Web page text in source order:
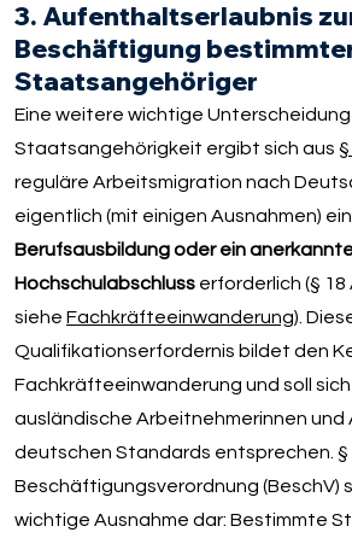
3. Aufenthaltserlaubnis
Beschäftigung
Staatsangehöriger
Eine weitere wichtige
Staatsangehörigkeit ergibt sich aus
reguläre Arbeitsmigration nach
eigentlich (mit einigen Ausnahmen)
Berufsausbildung oder ein
Hochschulabschlusserforderlich (§ 18
siehe Fachkräfteeinwanderung).
Qualifikationserfordernis bildet den
Fachkräfteeinwanderung und soll
ausländische Arbeitnehmerinnen und
deutschen Standards entsprechen. §
Beschäftigungsverordnung (BeschV)
wichtige Ausnahme dar: Bestimmte